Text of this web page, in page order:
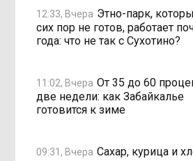
12:33, Вчера Этно-парк,
сих пор не готов, работает
года: что не так с Сухотино?
11:02, Вчера От 35 до 60
две недели: как Забайкалье
готовится к зиме
09:31, Вчера Сахар, курица и